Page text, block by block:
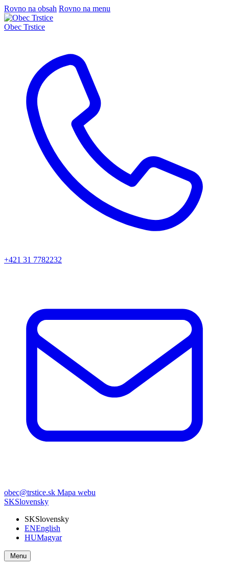
Rovno na obsah Rovno na menu
Obec Trstice
+421 31 7782232
obec@trstice.sk Mapa webu
SKSlovensky
SKSlovensky
ENEnglish
HUMagyar
Menu